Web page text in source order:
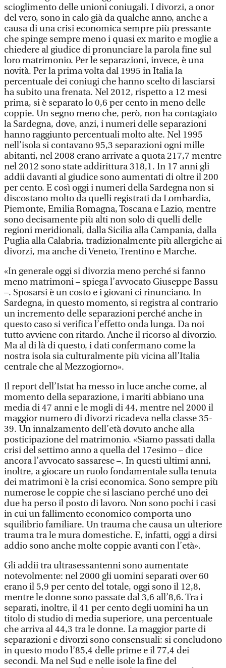
scioglimento delle unioni coniugali. I divorzi, a onor
del vero, sono in calo già da qualche anno, anche a
causa di una crisi economica sempre più pressante
che spinge sempre meno i quasi ex marito e moglie a
chiedere al giudice di pronunciare la parola fine sul
loro matrimonio. Per le separazioni, invece, è una
novità. Per la prima volta dal 1995 in Italia la
percentuale dei coniugi che hanno scelto di lasciarsi
ha subito una frenata. Nel 2012, rispetto a 12 mesi
prima, si è separato lo 0,6 per cento in meno delle
coppie. Un segno meno che, però, non ha contagiato
la Sardegna, dove, anzi, i numeri delle separazioni
hanno raggiunto percentuali molto alte. Nel 1995
nell’isola si contavano 95,3 separazioni ogni mille
abitanti, nel 2008 erano arrivate a quota 217,7 mentre
nel 2012 sono state addirittura 318,1. In 17 anni gli
addii davanti al giudice sono aumentati di oltre il 200
per cento. E così oggi i numeri della Sardegna non si
discostano molto da quelli registrati da Lombardia,
Piemonte, Emilia Romagna, Toscana e Lazio, mentre
sono decisamente più alti non solo di quelli delle
regioni meridionali, dalla Sicilia alla Campania, dalla
Puglia alla Calabria, tradizionalmente più allergiche ai
divorzi, ma anche di Veneto, Trentino e Marche.
«In generale oggi si divorzia meno perché si fanno
meno matrimoni – spiega l’avvocato Giuseppe Bassu
–. Sposarsi è un costo e i giovani ci rinunciano. In
Sardegna, in questo momento, si registra al contrario
un incremento delle separazioni perché anche in
questo caso si verifica l’effetto onda lunga. Da noi
tutto avviene con ritardo. Anche il ricorso al divorzio.
Ma al di là di questo, i dati confermano come la
nostra isola sia culturalmente più vicina all’Italia
centrale che al Mezzogiorno».
Il report dell’Istat ha messo in luce anche come, al
momento della separazione, i mariti abbiano una
media di 47 anni e le mogli di 44, mentre nel 2000 il
maggior numero di divorzi ricadeva nella classe 35-
39. Un innalzamento dell’età dovuto anche alla
posticipazione del matrimonio. «Siamo passati dalla
crisi del settimo anno a quella del 17esimo – dice
ancora l’avvocato sassarese –. In questi ultimi anni,
inoltre, a giocare un ruolo fondamentale sulla tenuta
dei matrimoni è la crisi economica. Sono sempre più
numerose le coppie che si lasciano perché uno dei
due ha perso il posto di lavoro. Non sono pochi i casi
in cui un fallimento economico comporta uno
squilibrio familiare. Un trauma che causa un ulteriore
trauma tra le mura domestiche. E, infatti, oggi a dirsi
addio sono anche molte coppie avanti con l’età».
Gli addii tra ultrasessantenni sono aumentate
notevolmente: nel 2000 gli uomini separati over 60
erano il 5,9 per cento del totale, oggi sono il 12,8,
mentre le donne sono passate dal 3,6 all’8,6. Tra i
separati, inoltre, il 41 per cento degli uomini ha un
titolo di studio di media superiore, una percentuale
che arriva al 44,3 tra le donne. La maggior parte di
separazioni e divorzi sono consensuali: si concludono
in questo modo l’85,4 delle prime e il 77,4 dei
secondi. Ma nel Sud e nelle isole la fine del